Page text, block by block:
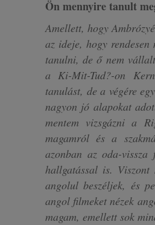
Ön mennyire tanult
Amellett, hogy
az ideje, hogy
tanulni, de ő nem
a Ki-Mit-Tud?-on
tanulást, de a végére
nagyon jó alapokat
mentem vizsgázni a
magamról és a
azonban az oda-
hallgatással is.
angolul beszéljek, és
angol filmeket nézek
magam, emellett sok